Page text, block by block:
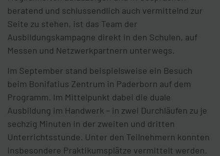
beratend und schlussendlich auch vermittelnd zur
Seite zu stehen, ist das Team der
Ausbildungskampagne direkt in den Schulen, auf
Messen und Netzwerkpartnern unterwegs.
Im September stand beispielsweise ein Besuch
beim Bonifatius Zentrum in Paderborn auf dem
Programm. Im Mittelpunkt dabei die duale
Ausbildung im Handwerk – in zwei Durchläufen zu je
sechzig Minuten in der zweiten und dritten
Unterrichtsstunde. Unter den Teilnehmern konnten
insbesondere Praktikumsplätze vermittelt werden.